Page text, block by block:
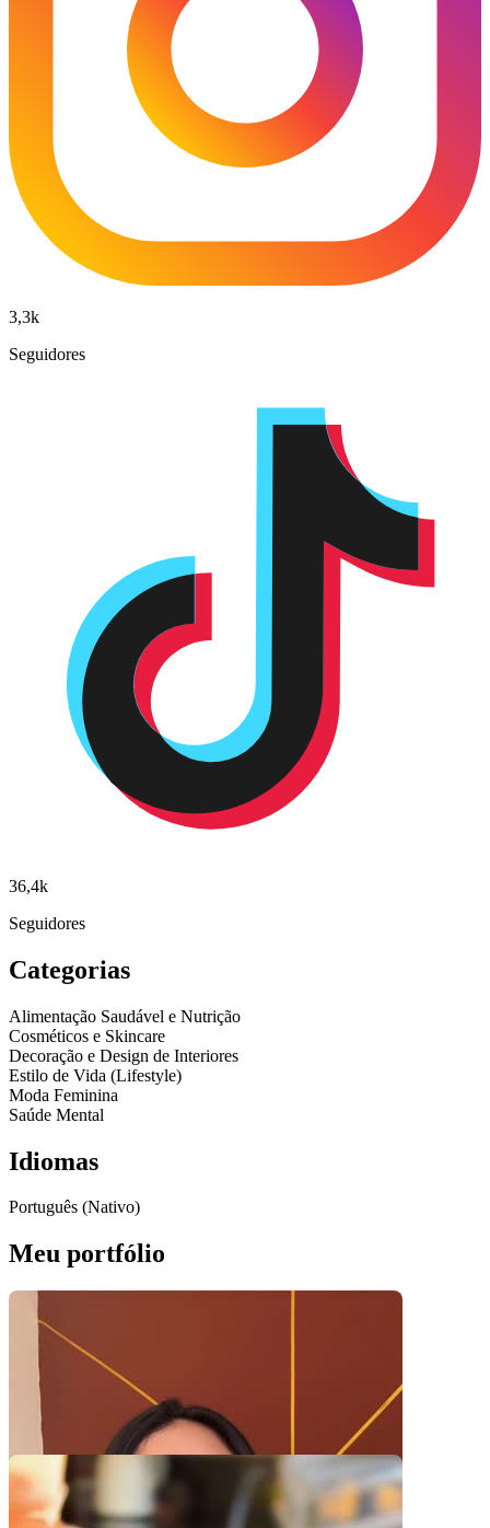
3,3k
Seguidores
36,4k
Seguidores
Categorias
Alimentação Saudável e Nutrição
Cosméticos e Skincare
Decoração e Design de Interiores
Estilo de Vida (Lifestyle)
Moda Feminina
Saúde Mental
Idiomas
Português (Nativo)
Meu portfólio